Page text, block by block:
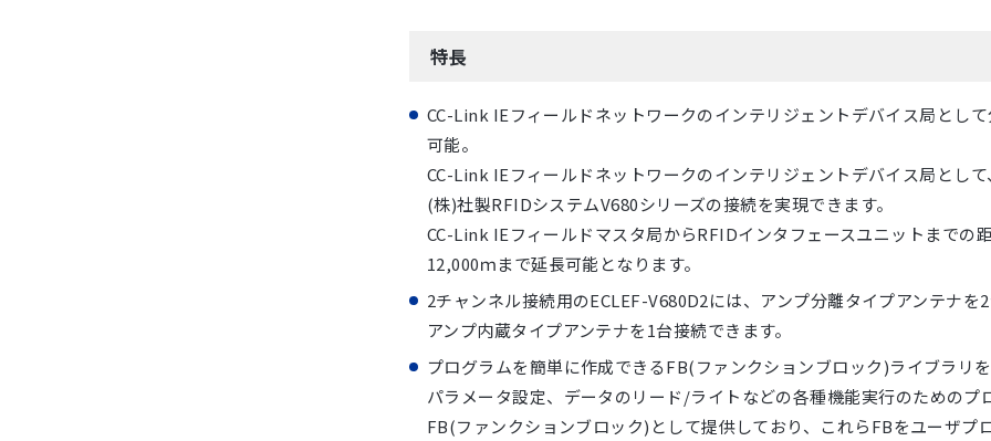
特長
CC-Link IEフィールドネットワークのインテリジェントデバイス局とし
可能。
CC-Link IEフィールドネットワークのインテリジェントデバイス局とし
(株)社製RFIDシステムV680シリーズの接続を実現できます。
CC-Link IEフィールドマスタ局からRFIDインタフェースユニットまでの
12,000ｍまで延長可能となります。
2チャンネル接続用のECLEF-V680D2には、アンプ分離タイプアンテナを
アンプ内蔵タイプアンテナを1台接続できます。
プログラムを簡単に作成できるFB(ファンクションブロック)ライブラリ
パラメータ設定、データのリード/ライトなどの各種機能実行のためのプ
FB(ファンクションブロック)として提供しており、これらFBをユーザプ